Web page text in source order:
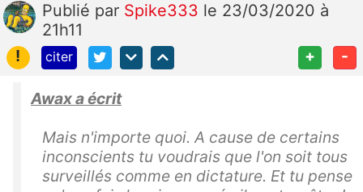
Publié par Spike333 le 23/03/2020 à
21h11
!
citer + -
Awax a écrit
Mais n'importe quoi. A cause de certains
inconscients tu voudrais que l'on soit tous
surveillés comme en dictature. Et tu pense